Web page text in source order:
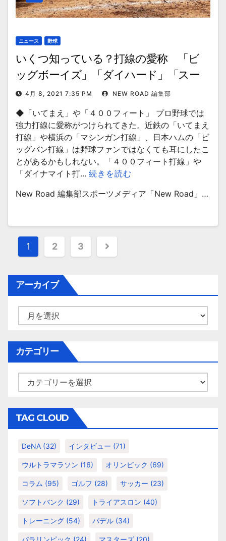
ニュース 野球
いくつ知っている？打線の愛称 「ビ
ッグボーイズ」「ダイハード」「スー
パーモバイル」
4月 8, 2021 7:35 PM NEW ROAD 編集部
◆「いてまえ」や「４００フィート」 プロ野球では
強力打線に愛称がつけられてきた。近鉄の「いてまえ
打線」や横浜の「マシンガン打線」、日本ハムの「ビ
ッグバン打線」は野球ファンではなくても耳にしたこ
とがあるかもしれない。「４００フィート打線」や
「ダイナマイト打... 続きを読む
New Road 編集部スポーツメディア「New Road」…
投
ナ
ビ
ゲ
ー
シ
ョ
ン
1 2 3
アーカイブ
ー
イ
ブ
カテゴリー
テ
リ
ー
TAG CLOUD
DeNA (32) インタビュー (71)
ウルトラマラソン (16) オリンピック (69)
コラム (95) ゴルフ (28) サッカー (23)
ソフトバンク (29) トライアスロン (40)
トレーニング (54) パデル (34)